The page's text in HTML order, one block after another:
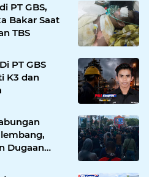
PT GBS,
Bakar Saat
TBS
PT GBS
K3 dan
Dugaan
Pilih